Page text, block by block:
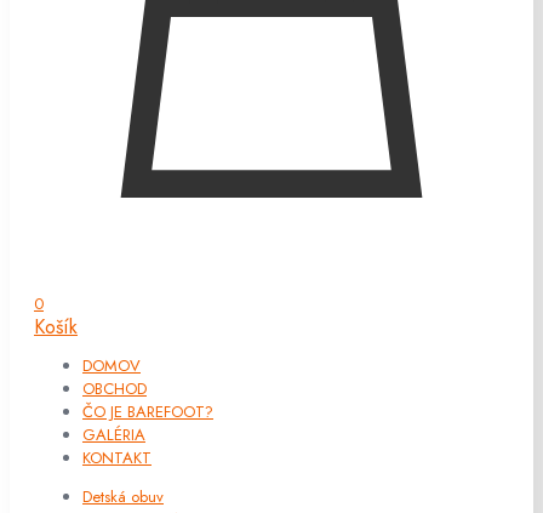
0
Košík
DOMOV
OBCHOD
ČO JE BAREFOOT?
GALÉRIA
KONTAKT
Detská obuv